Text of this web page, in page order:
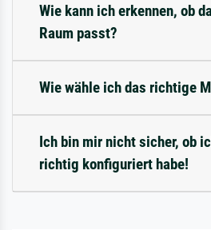
Wie kann ich erkennen, ob
Raum passt?
Wie wähle ich das richtige
Ich bin mir nicht sicher, ob
richtig konfiguriert habe!